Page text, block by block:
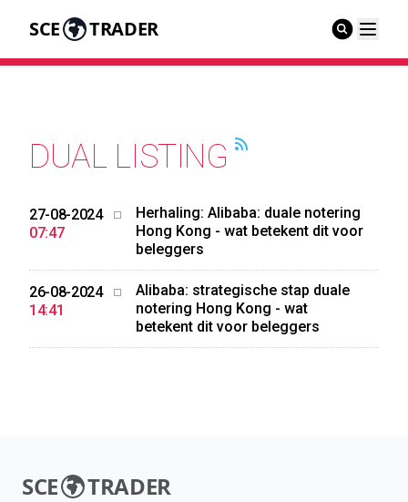
SCE TRADER
DUAL LISTING
27-08-2024
07:47
Herhaling: Alibaba: duale notering
Hong Kong - wat betekent dit voor
beleggers
26-08-2024
14:41
Alibaba: strategische stap duale
notering Hong Kong - wat
betekent dit voor beleggers
SCE TRADER